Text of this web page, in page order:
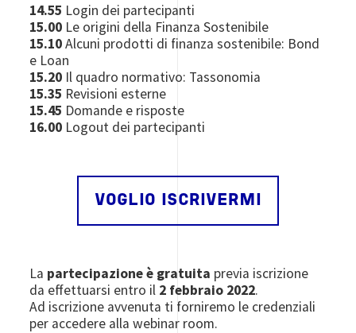
14.55 Login dei partecipanti
15.00 Le origini della Finanza Sostenibile
15.10Alcuni prodotti di finanza sostenibile: Bond
e Loan
15.20 Il quadro normativo: Tassonomia
15.35 Revisioni esterne
15.45 Domande e risposte
16.00 Logout dei partecipanti
VOGLIO ISCRIVERMI
La partecipazione è gratuita previa iscrizione
da effettuarsi entro il 2 febbraio 2022.
Ad iscrizione avvenuta ti forniremo le credenziali
per accedere alla webinar room.